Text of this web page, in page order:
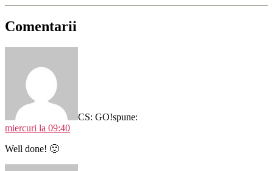
Comentarii
CS: GO!spune:
miercuri la 09:40
Well done! 🙂